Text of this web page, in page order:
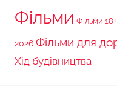
Фільми Фільми 18+
2026 Фільми для
Хід будівництва